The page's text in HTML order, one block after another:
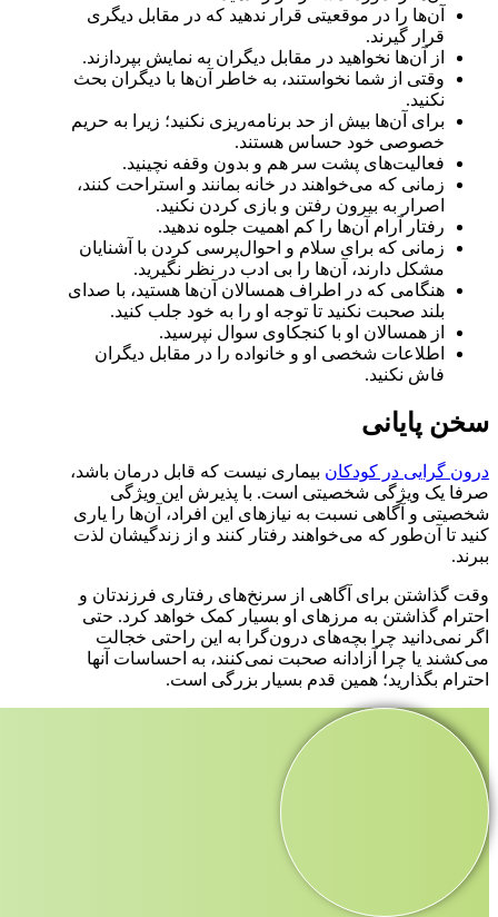
آن‌ها را در موقعیتی قرار ندهید که در مقابل دیگری
قرار گیرند.
از آن‌ها نخواهید در مقابل دیگران به نمایش بپردازند.
وقتی از شما نخواستند، به خاطر آن‌ها با دیگران بحث
نکنید.
برای آن‌ها بیش از حد برنامه‌ریزی نکنید؛ زیرا به حریم
خصوصی خود حساس هستند.
فعالیت‌های پشت سر هم و بدون وقفه نچینید.
زمانی که می‌خواهند در خانه بمانند و استراحت کنند،
اصرار به بیرون رفتن و بازی کردن نکنید.
رفتار آرام آن‌ها را کم اهمیت جلوه ندهید.
زمانی که برای سلام و احوال‌پرسی کردن با آشنایان
مشکل دارند، آن‌ها را بی ادب در نظر نگیرید.
هنگامی که در اطراف همسالان آن‌ها هستید، با صدای
بلند صحبت نکنید تا توجه او را به خود جلب کنید.
از همسالان او با کنجکاوی سوال نپرسید.
اطلاعات شخصی او و خانواده را در مقابل دیگران
فاش نکنید.
سخن پایانی
درون گرایی در کودکان بیماری نیست که قابل درمان باشد،
صرفا یک ویژگی شخصیتی است. با پذیرش این ویژگی
شخصیتی و آگاهی نسبت به نیازهای این افراد، آن‌ها را یاری
کنید تا آن‌طور که می‌خواهند رفتار کنند و از زندگیشان لذت
ببرند.
وقت گذاشتن برای آگاهی از سرنخ‌های رفتاری فرزندتان و
احترام گذاشتن به مرزهای او بسیار کمک خواهد کرد. حتی
اگر نمی‌دانید چرا بچه‌های درون‌گرا به این راحتی خجالت
می‌کشند یا چرا آزادانه صحبت نمی‌کنند، به احساسات آنها
احترام بگذارید؛ همین قدم بسیار بزرگی است.